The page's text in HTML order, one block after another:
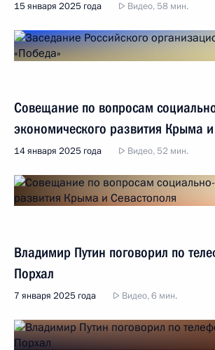
15 января 2025 года Видео, 58 мин.
Совещание по вопросам
экономического развития Крыма
14 января 2025 года Видео, 52 мин.
Владимир Путин поговорил по
Порхал
7 января 2025 года Видео, 6 мин.